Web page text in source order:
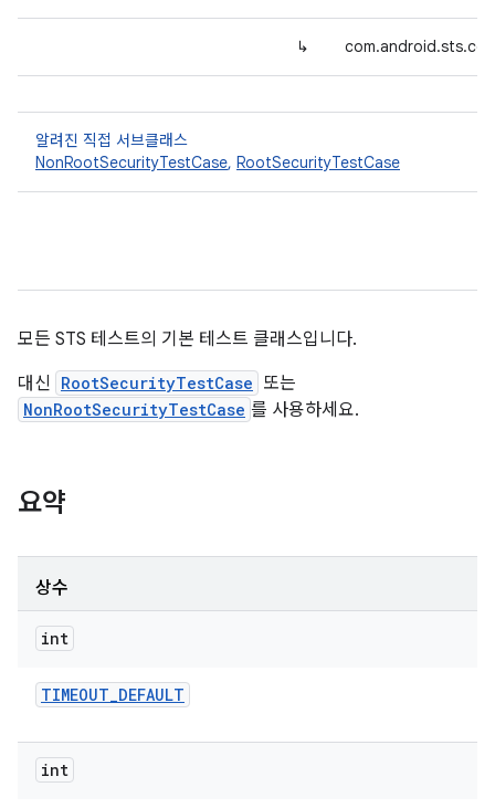
↳
알려진 직접 서브클래스
NonRootSecurityTestCase, RootSecurityTestCase
모든 STS 테스트의 기본 테스트 클래스입니다.
대신 RootSecurityTestCase 또는
NonRootSecurityTestCase 를 사용하세요.
요약
상수
int
TIMEOUT_DEFAULT
int